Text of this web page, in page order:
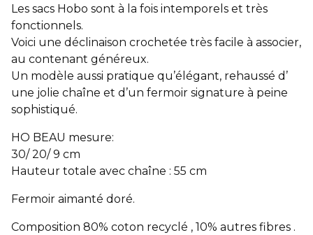
Les sacs Hobo sont à la fois intemporels et très
fonctionnels.
Voici une déclinaison crochetée très facile à associer,
au contenant généreux.
Un modèle aussi pratique qu’élégant, rehaussé d’
une jolie chaîne et d’un fermoir signature à peine
sophistiqué.
HO BEAU mesure:
30/ 20/ 9 cm
Hauteur totale avec chaîne : 55 cm
Fermoir aimanté doré.
Composition 80% coton recyclé , 10% autres fibres .